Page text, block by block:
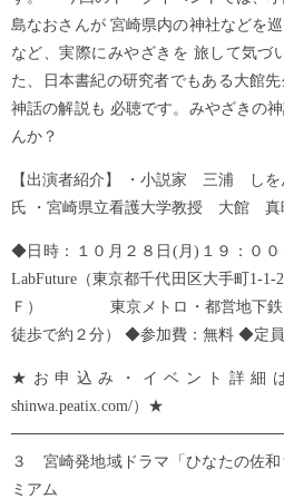
島なおさんが 宮崎県内の神社などを
など、実際にみやざきを 旅して気
た、日本書紀の研究者でもある大館
神話の解説も 必聴です。みやざきの
んか？
【出演者紹介】 ・小説家 三浦
氏 ・宮崎県立看護大学教授 大館
◆日時：１０月２８日(月)１９：０
LabFuture（東京都千代田区大手町1-
Ｆ） 東京メトロ・都営地下鉄「
徒歩で約２分） ◆参加費：無料 ◆定
★お申込み・イベント詳細は
shinwa.peatix.com/）★
３ 宮崎発地域ドラマ「ひなたの佐和
ミアム